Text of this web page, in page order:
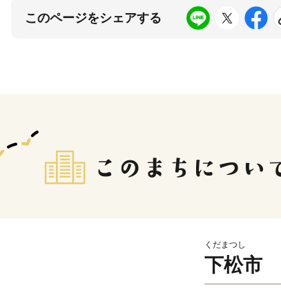
このページをシェアする
くだまつし
下松市